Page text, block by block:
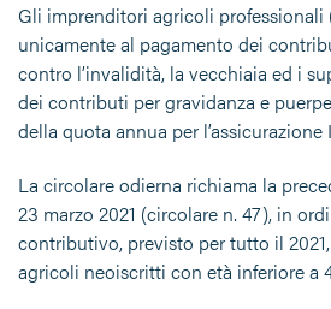
Gli imprenditori agricoli professionali
unicamente al pagamento dei
contro l’invalidità, la vecchiaia ed i
dei contributi per gravidanza e
della quota annua per l’assicurazione
La circolare odierna richiama la
23 marzo 2021 (circolare n. 47), in
contributivo, previsto per tutto il
agricoli neoiscritti con età inferiore a